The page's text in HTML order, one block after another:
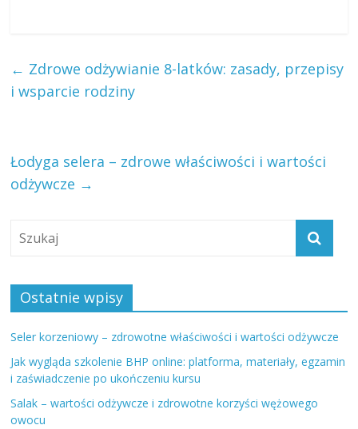
← Zdrowe odżywianie 8-latków: zasady, przepisy
i wsparcie rodziny
Łodyga selera – zdrowe właściwości i wartości
odżywcze →
Ostatnie wpisy
Seler korzeniowy – zdrowotne właściwości i wartości odżywcze
Jak wygląda szkolenie BHP online: platforma, materiały, egzamin
i zaświadczenie po ukończeniu kursu
Salak – wartości odżywcze i zdrowotne korzyści wężowego
owocu